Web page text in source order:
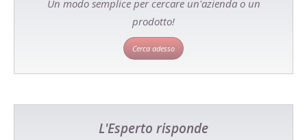
Un modo semplice per cercare un'azienda o un
prodotto!
Cerca adesso
L'Esperto risponde